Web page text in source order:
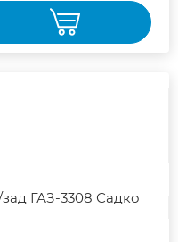
ГАЗ-3308 Садко